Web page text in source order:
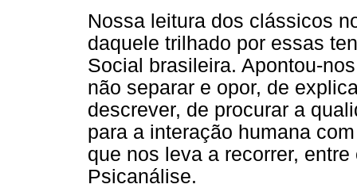
Nossa leitura dos clássicos
daquele trilhado por essas
Social brasileira. Apontou-
não separar e opor, de
descrever, de procurar a
para a interação humana
que nos leva a recorrer,
Psicanálise.